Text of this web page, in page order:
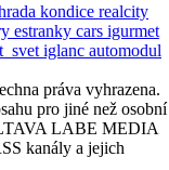
kondice realcity
estranky cars igurmet
iglanc automodul
práva vyhrazena.
pro jiné než osobní
LABE MEDIA
kanály a jejich